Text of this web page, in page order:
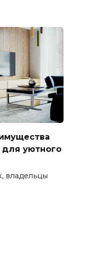
уютного
владельцы